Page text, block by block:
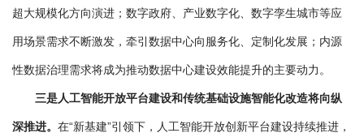
超大规模化方向演进；数字政府、产业数字化、数字孪生城市等应
用场景需求不断激发，牵引数据中心向服务化、定制化发展；内源
性数据治理需求将成为推动数据中心建设效能提升的主要动力。
三是人工智能开放平台建设和传统基础设施智能化改造将向纵
深推进。 在“新基建”引领下，人工智能开放创新平台建设持续推进，